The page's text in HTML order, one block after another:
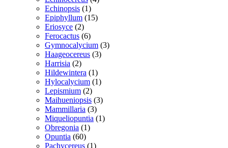
Echinopsis 11
vare
Epiphyllum 1515
Eriosyce 22
varer
Ferocactus 66
varer
Gymnocalycium 33
Haageocereus 33
Harrisia 22
varer
Hildewintera 11
vare
Hylocalycium 11
Lepismium 22
varer
Maihueniopsis 33
Mammillaria 33
varer
Miqueliopuntia 11
Obregonia 11
Opuntia 6060
varer
Pachycereus 11